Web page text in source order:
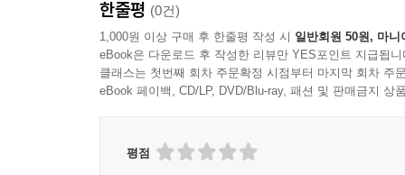
한줄평 (0건)
1,000원 이상 구매 후 한줄평 작성 시 일반회원 50원, 마니
eBook은 다운로드 후 작성한 리뷰만 YES포인트 지급됩니
클래스는 첫번째 회차 주문확정 시점부터 마지막 회차 주
eBook 페이백, CD/LP, DVD/Blu-ray, 패션 및 판매금지 상
평점